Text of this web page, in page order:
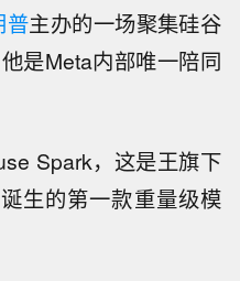
普主办的一场聚集硅谷
是Meta内部唯一陪同
Spark，这是王旗下
生的第一款重量级模